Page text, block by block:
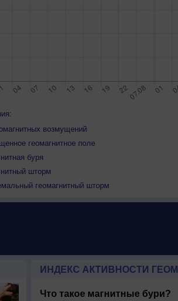
возмущений
геомагнитное поле
буря
шторм
геомагнитный шторм
ИНДЕКС АКТИВНОСТИ
Что такое магнитные бури?